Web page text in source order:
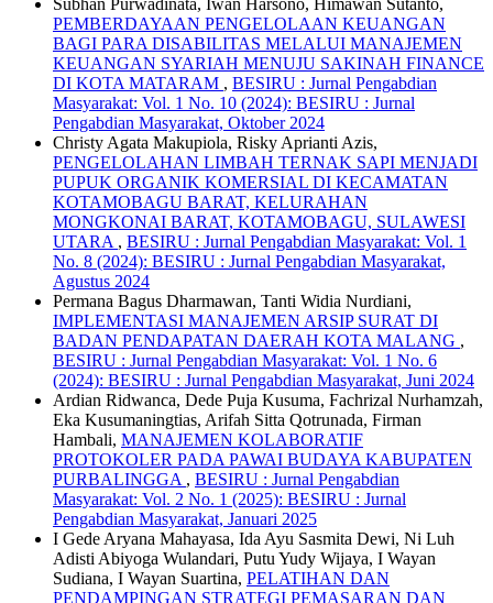
Subhan Purwadinata, Iwan Harsono, Himawan Sutanto,
PEMBERDAYAAN PENGELOLAAN KEUANGAN
BAGI PARA DISABILITAS MELALUI MANAJEMEN
KEUANGAN SYARIAH MENUJU SAKINAH FINANCE
DI KOTA MATARAM , BESIRU : Jurnal Pengabdian
Masyarakat: Vol. 1 No. 10 (2024): BESIRU : Jurnal
Pengabdian Masyarakat, Oktober 2024
Christy Agata Makupiola, Risky Aprianti Azis,
PENGELOLAHAN LIMBAH TERNAK SAPI MENJADI
PUPUK ORGANIK KOMERSIAL DI KECAMATAN
KOTAMOBAGU BARAT, KELURAHAN
MONGKONAI BARAT, KOTAMOBAGU, SULAWESI
UTARA , BESIRU : Jurnal Pengabdian Masyarakat: Vol. 1
No. 8 (2024): BESIRU : Jurnal Pengabdian Masyarakat,
Agustus 2024
Permana Bagus Dharmawan, Tanti Widia Nurdiani,
IMPLEMENTASI MANAJEMEN ARSIP SURAT DI
BADAN PENDAPATAN DAERAH KOTA MALANG ,
BESIRU : Jurnal Pengabdian Masyarakat: Vol. 1 No. 6
(2024): BESIRU : Jurnal Pengabdian Masyarakat, Juni 2024
Ardian Ridwanca, Dede Puja Kusuma, Fachrizal Nurhamzah,
Eka Kusumaningtias, Arifah Sitta Qotrunada, Firman
Hambali, MANAJEMEN KOLABORATIF
PROTOKOLER PADA PAWAI BUDAYA KABUPATEN
PURBALINGGA , BESIRU : Jurnal Pengabdian
Masyarakat: Vol. 2 No. 1 (2025): BESIRU : Jurnal
Pengabdian Masyarakat, Januari 2025
I Gede Aryana Mahayasa, Ida Ayu Sasmita Dewi, Ni Luh
Adisti Abiyoga Wulandari, Putu Yudy Wijaya, I Wayan
Sudiana, I Wayan Suartina, PELATIHAN DAN
PENDAMPINGAN STRATEGI PEMASARAN DAN